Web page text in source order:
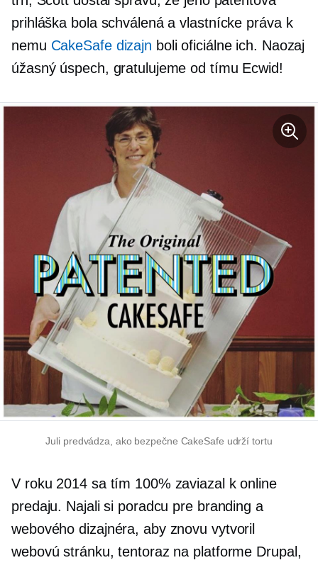
prihláška bola schválená a vlastnícke práva k
nemu CakeSafe dizajn boli oficiálne ich. Naozaj
úžasný úspech, gratulujeme od tímu Ecwid!
Juli predvádza, ako bezpečne CakeSafe udrží tortu
V roku 2014 sa tím 100% zaviazal k online
predaju. Najali si poradcu pre branding a
webového dizajnéra, aby znovu vytvoril
webovú stránku, tentoraz na platforme Drupal,